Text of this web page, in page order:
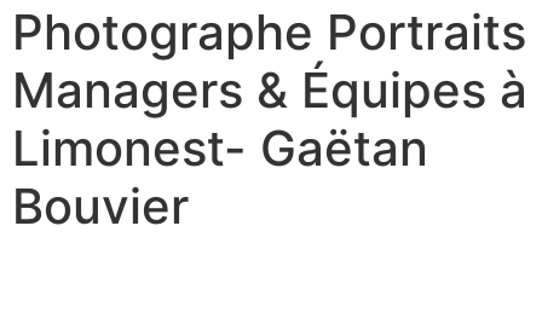
Photographe Portraits
Managers & Équipes à
Limonest- Gaëtan
Bouvier